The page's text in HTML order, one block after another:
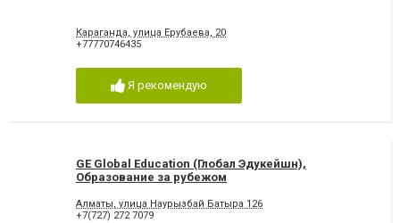
Караганда, улица Ерубаева, 20
+77770746435
Я рекомендую
GE Global Education (Глобал Эдукейшн),
Образование за рубежом
Алматы, улица Наурызбай Батыра 126
+7(727) 272 7079